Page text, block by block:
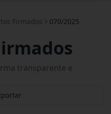
Firmados 070/2025
transparente e